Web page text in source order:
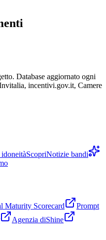
Database aggiornato ogni
incentivi.gov.it, Camere
ScopriNotizie bandi
Maturity Scorecard
Prompt
Agenzia diShine